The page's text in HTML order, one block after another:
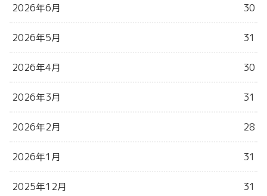
2026年6月 30
2026年5月 31
2026年4月 30
2026年3月 31
2026年2月 28
2026年1月 31
2025年12月 31